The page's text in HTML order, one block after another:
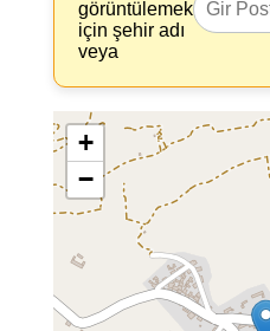
görüntülemek
için şehir adı
veya
+
−